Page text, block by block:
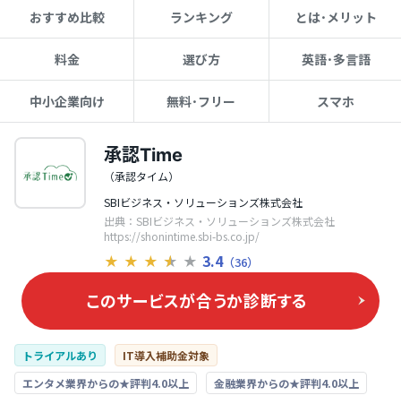
おすすめ比較 ランキング とは･メリット
料金 選び方 英語･多言語
中小企業向け 無料･フリー スマホ
承認Time
（承認タイム）
SBIビジネス・ソリューションズ株式会社
出典：SBIビジネス・ソリューションズ株式会社
https://shonintime.sbi-bs.co.jp/
★ ★ ★ ★ ★ 3.4（36）
このサービスが合うか診断する
トライアルあり
IT導入補助金対象
エンタメ業界からの★評判4.0以上
金融業界からの★評判4.0以上